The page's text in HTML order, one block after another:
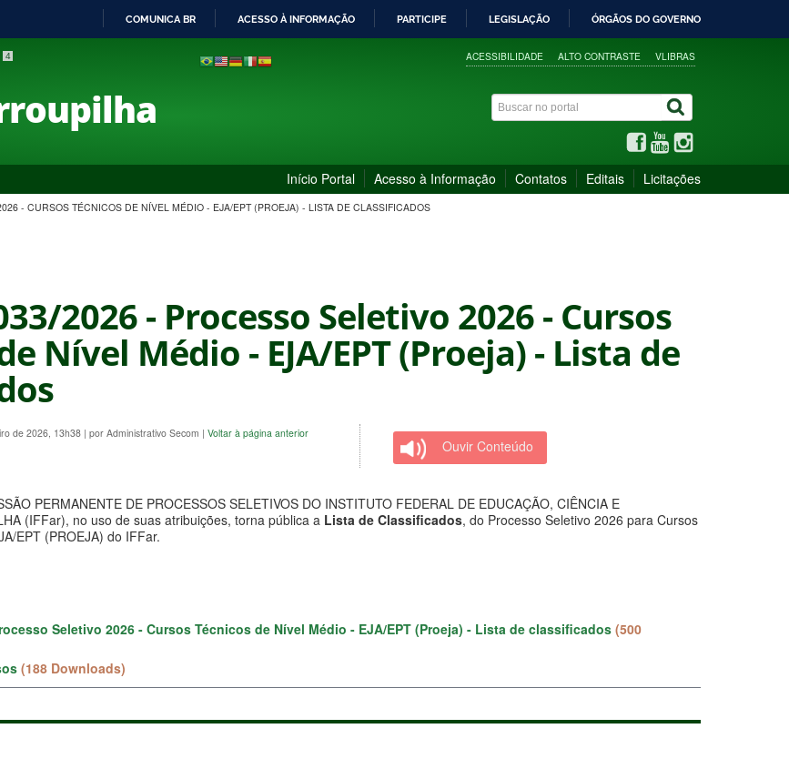
PARA
COMUNICA BR ACESSO À INFORMAÇÃO PARTICIPE LEGISLAÇÃO ÓRGÃOS DO GOVERNO
4 ACESSIBILIDADE ALTO CONTRASTE VLIBRAS
Início Portal Acesso à Informação Contatos Editais Licitações
- CURSOS TÉCNICOS DE NÍVEL MÉDIO - EJA/EPT (PROEJA) - LISTA DE CLASSIFICADOS
2026 - Processo Seletivo 2026 - Cursos
Nível Médio - EJA/EPT (Proeja) - Lista de
de 2026, 13h38 | por Administrativo Secom | Voltar à página anterior
Ouvir Conteúdo
PERMANENTE DE PROCESSOS SELETIVOS DO INSTITUTO FEDERAL DE EDUCAÇÃO, CIÊNCIA E
(IFFar), no uso de suas atribuições, torna pública a Lista de Classificados, do Processo Seletivo 2026 para Cursos
EPT (PROEJA) do IFFar.
Seletivo 2026 - Cursos Técnicos de Nível Médio - EJA/EPT (Proeja) - Lista de classificados (500
(188 Downloads)